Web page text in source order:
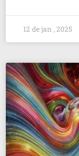
12 de jan , 2025